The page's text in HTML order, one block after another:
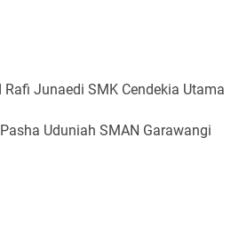
Junaedi SMK Cendekia Utama
Uduniah SMAN Garawangi